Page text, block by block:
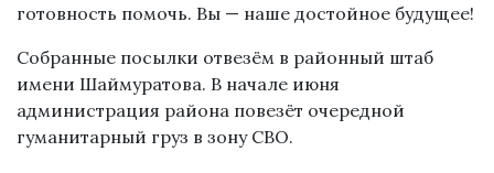
готовность помочь. Вы — наше достойное будущее!
Собранные посылки отвезём в районный штаб
имени Шаймуратова. В начале июня
администрация района повезёт очередной
гуманитарный груз в зону СВО.